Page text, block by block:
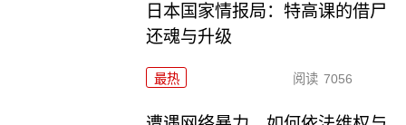
日本国家情报局：特高课的借尸
还魂与升级
最热 阅读 7056